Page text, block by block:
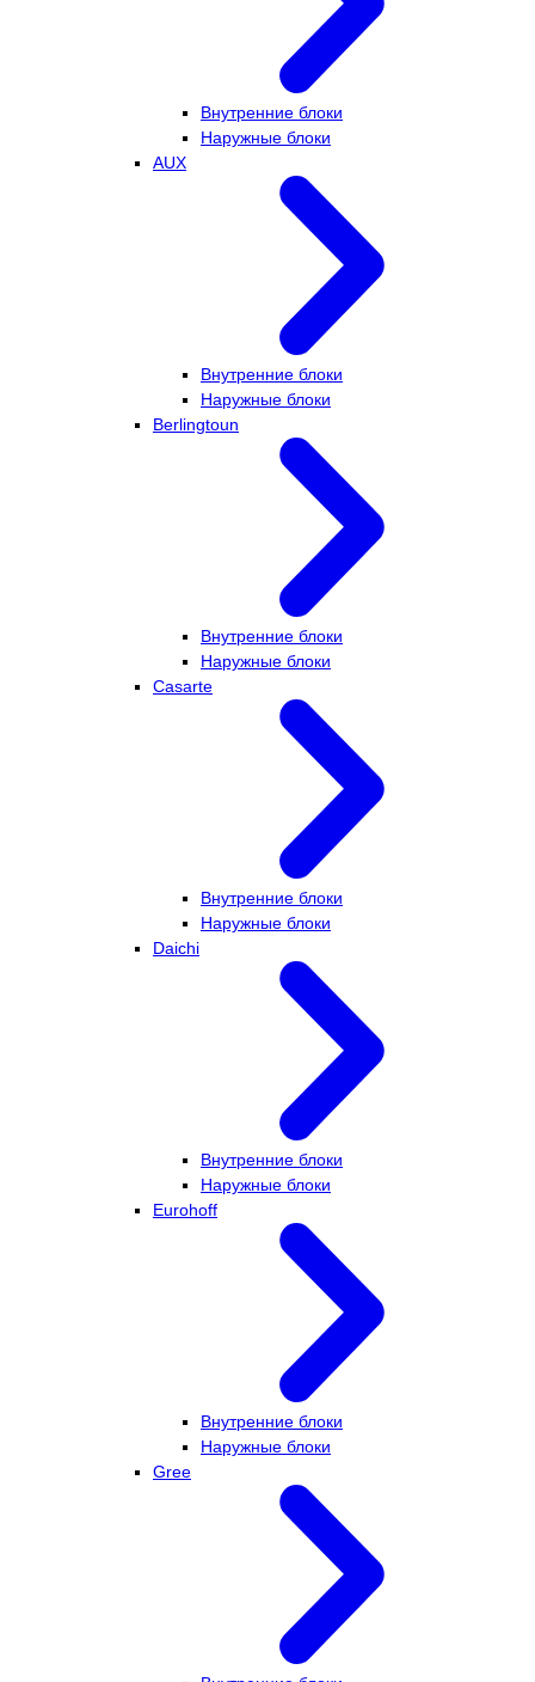
Внутренние блоки
Наружные блоки
AUX
Внутренние блоки
Наружные блоки
Berlingtoun
Внутренние блоки
Наружные блоки
Casarte
Внутренние блоки
Наружные блоки
Daichi
Внутренние блоки
Наружные блоки
Eurohoff
Внутренние блоки
Наружные блоки
Gree